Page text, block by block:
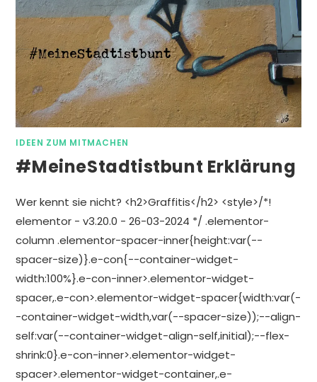
IDEEN ZUM MITMACHEN
#meineStadtistbunt Erklärung
Wer kennt sie nicht? <h2>Graffitis</h2> <style>/*!
elementor - v3.20.0 - 26-03-2024 */ .elementor-
column .elementor-spacer-inner{height:var(--
spacer-size)}.e-con{--container-widget-
width:100%}.e-con-inner>.elementor-widget-
spacer,.e-con>.elementor-widget-spacer{width:var(-
-container-widget-width,var(--spacer-size));--align-
self:var(--container-widget-align-self,initial);--flex-
shrink:0}.e-con-inner>.elementor-widget-
spacer>.elementor-widget-container,.e-